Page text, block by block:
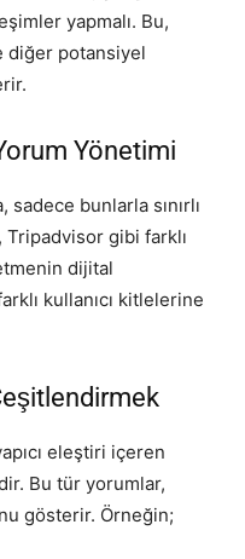
yapmalı. Bu,
diğer potansiyel
Yönetimi
bunlarla sınırlı
Tripadvisor gibi farklı
dijital
kullanıcı kitlelerine
eleştiri içeren
Bu tür yorumlar,
gösterir. Örneğin;